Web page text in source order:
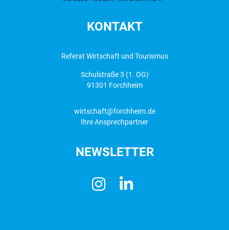
KONTAKT
Referat Wirtschaft und Tourismus
Schulstraße 3 (1. OG)
91301 Forchheim
wirtschaft@forchheim.de
Ihre Ansprechpartner
NEWSLETTER